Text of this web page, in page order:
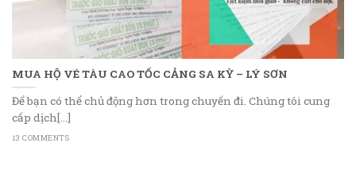
MUA HỘ VÉ TÀU CAO TỐC CẢNG SA KỲ – LÝ SƠN
Để bạn có thể chủ động hơn trong chuyến đi. Chúng tôi cung
cấp dịch[...]
13 COMMENTS